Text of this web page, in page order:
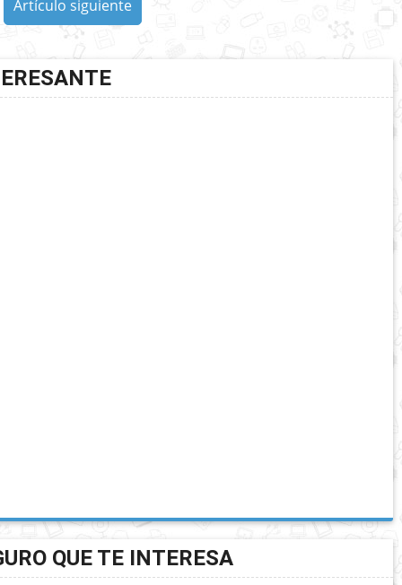
Artículo siguiente
QUE TE INTERESA